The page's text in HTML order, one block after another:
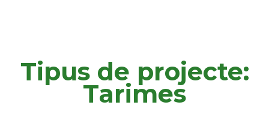
Tipus de projecte:
Tarimes